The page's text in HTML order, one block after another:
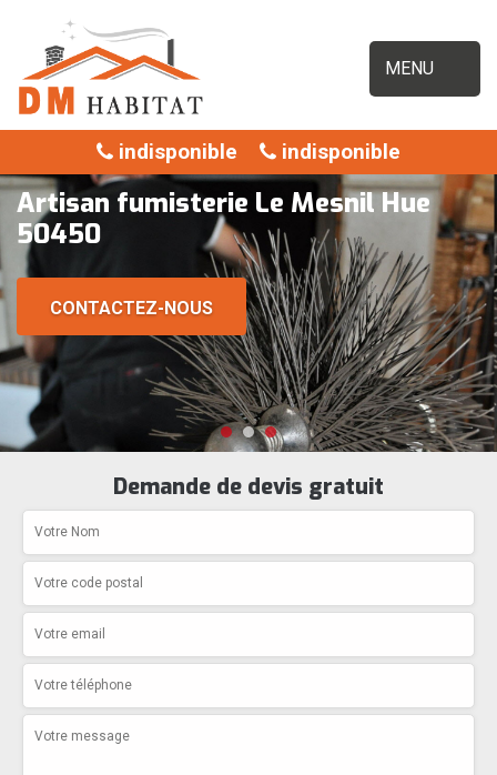
MENU
indisponible indisponible
Artisan fumisterie Le Mesnil Hue
50450
CONTACTEZ-NOUS
Demande de devis gratuit